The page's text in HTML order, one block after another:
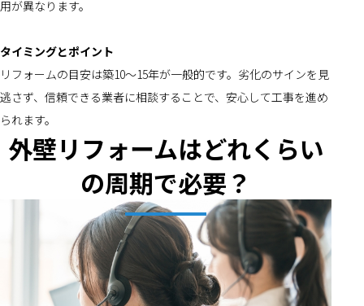
用が異なります。
タイミングとポイント
リフォームの目安は築10～15年が一般的です。劣化のサインを見
逃さず、信頼できる業者に相談することで、安心して工事を進め
られます。
外壁リフォームはどれくらい
の周期で必要？